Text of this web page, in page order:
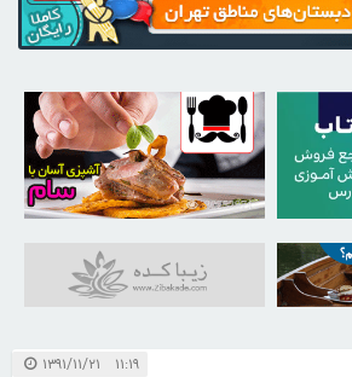
30252971
۱۱:۱۹ ۱۳۹۱/۱۱/۲۱